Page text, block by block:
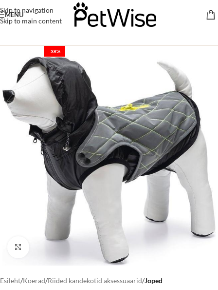
Skip to navigation
Skip to main content
MENU
-38%
Esileht Koerad Riided kandekotid aksessuaarid Joped